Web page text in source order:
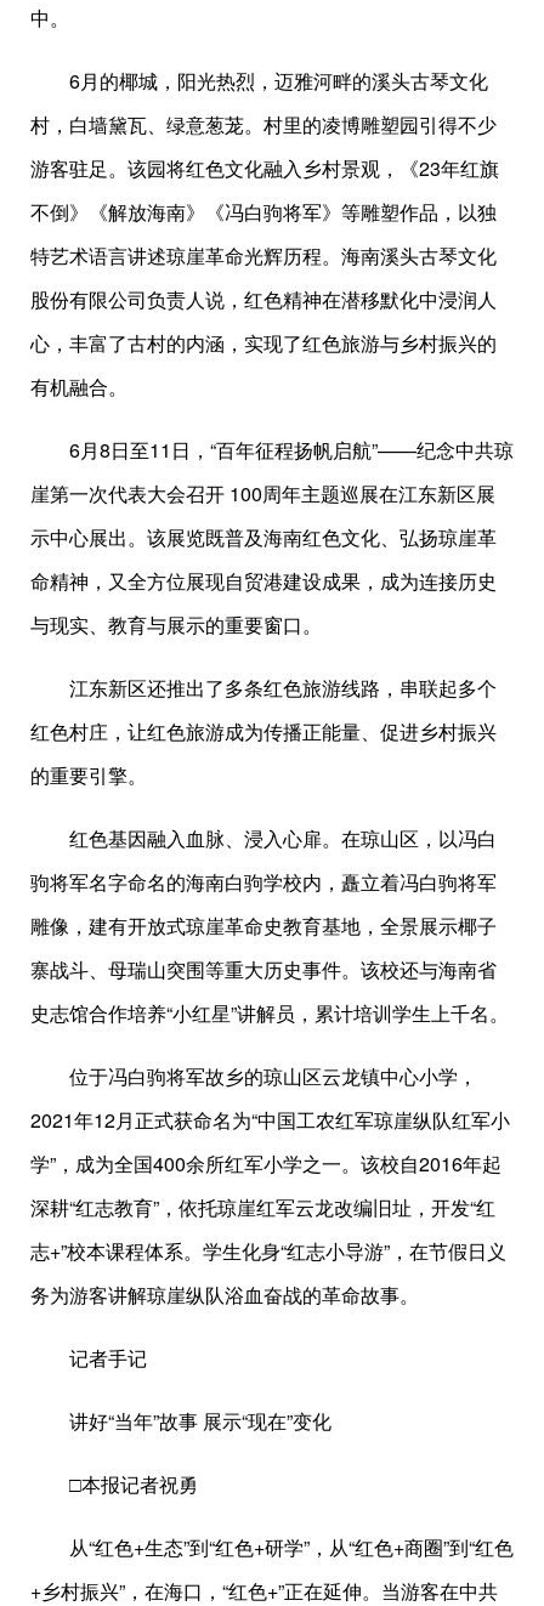
中。
6月的椰城，阳光热烈，迈雅河畔的溪头古琴文化
村，白墙黛瓦、绿意葱茏。村里的凌博雕塑园引得不少
游客驻足。该园将红色文化融入乡村景观，《23年红旗
不倒》《解放海南》《冯白驹将军》等雕塑作品，以独
特艺术语言讲述琼崖革命光辉历程。海南溪头古琴文化
股份有限公司负责人说，红色精神在潜移默化中浸润人
心，丰富了古村的内涵，实现了红色旅游与乡村振兴的
有机融合。
6月8日至11日，“百年征程扬帆启航”——纪念中共琼
崖第一次代表大会召开 100周年主题巡展在江东新区展
示中心展出。该展览既普及海南红色文化、弘扬琼崖革
命精神，又全方位展现自贸港建设成果，成为连接历史
与现实、教育与展示的重要窗口。
江东新区还推出了多条红色旅游线路，串联起多个
红色村庄，让红色旅游成为传播正能量、促进乡村振兴
的重要引擎。
红色基因融入血脉、浸入心扉。在琼山区，以冯白
驹将军名字命名的海南白驹学校内，矗立着冯白驹将军
雕像，建有开放式琼崖革命史教育基地，全景展示椰子
寨战斗、母瑞山突围等重大历史事件。该校还与海南省
史志馆合作培养“小红星”讲解员，累计培训学生上千名。
位于冯白驹将军故乡的琼山区云龙镇中心小学，
2021年12月正式获命名为“中国工农红军琼崖纵队红军小
学”，成为全国400余所红军小学之一。该校自2016年起
深耕“红志教育”，依托琼崖红军云龙改编旧址，开发“红
志+”校本课程体系。学生化身“红志小导游”，在节假日义
务为游客讲解琼崖纵队浴血奋战的革命故事。
记者手记
讲好“当年”故事 展示“现在”变化
□本报记者祝勇
从“红色+生态”到“红色+研学”，从“红色+商圈”到“红色
+乡村振兴”，在海口，“红色+”正在延伸。当游客在中共